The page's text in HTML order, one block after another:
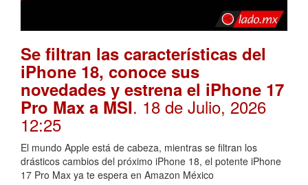
Se filtran las características del
iPhone 18, conoce sus
novedades y estrena el iPhone 17
Pro Max a MSI. 18 de Julio, 2026
12:25
El mundo Apple está de cabeza, mientras se filtran los
drásticos cambios del próximo iPhone 18, el potente iPhone
17 Pro Max ya te espera en Amazon México